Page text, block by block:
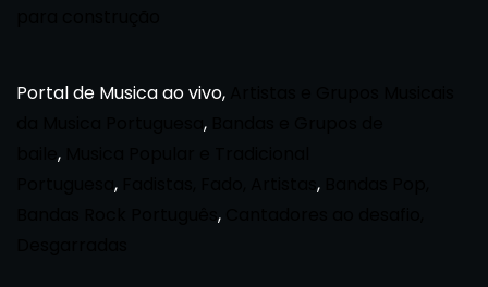
Portal de Musica ao vivo,
,
,
, ,
,